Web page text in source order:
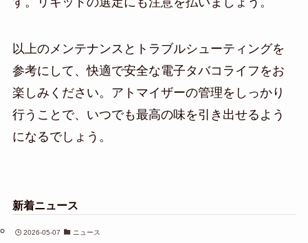
以上のメンテナンスとトラブルシューティングを
参考にして、快適で安全な電子タバコライフをお
楽しみください。アトマイザーの管理をしっかり
行うことで、いつでも最高の味を引き出せるよう
になるでしょう。
新着ニュース
2026-05-07 ニュース